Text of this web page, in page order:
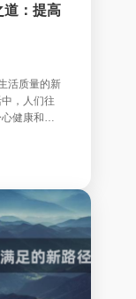
：提高
活质量的新
，人们往
健康和提